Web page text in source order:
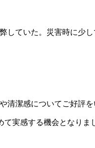
していた。災害時に少
清潔感についてご好評
実感する機会となりま